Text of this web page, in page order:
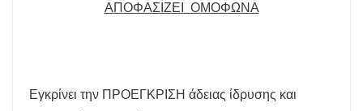
ΑΠΟΦΑΣΙΖΕΙ ΟΜΟΦΩΝΑ
Εγκρίνει την ΠΡΟΕΓΚΡΙΣΗ άδειας ίδρυσης και